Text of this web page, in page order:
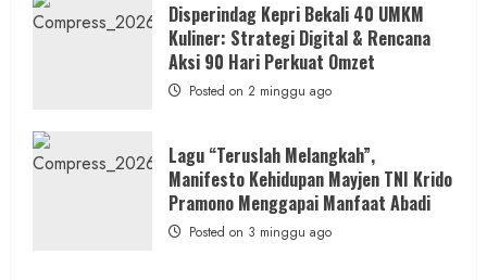
Disperindag Kepri Bekali 40 UMKM
Kuliner: Strategi Digital & Rencana
Aksi 90 Hari Perkuat Omzet
Posted on 2 minggu ago
Lagu “Teruslah Melangkah”,
Manifesto Kehidupan Mayjen TNI Krido
Pramono Menggapai Manfaat Abadi
Posted on 3 minggu ago